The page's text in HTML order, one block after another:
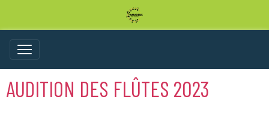
AUDITION DES FLÛTES 2023